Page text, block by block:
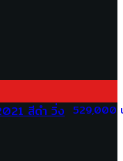
529,000
สีดำ วิ่ง